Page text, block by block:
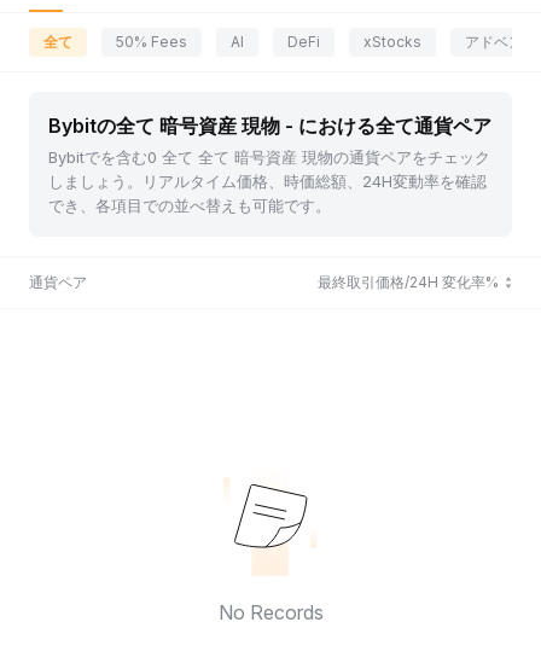
全て 50% Fees AI DeFi xStocks アドベン
Bybitの全て 暗号資産 現物 - における全て通貨ペア
Bybitでを含む0 全て 全て 暗号資産 現物の通貨ペアをチェック
しましょう。リアルタイム価格、時価総額、24H変動率を確認
でき、各項目での並べ替えも可能です。
通貨ペア 最終取引価格/24H 変化率%
No Records